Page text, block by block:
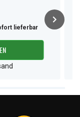
AAA
Ja
1,2 V
lieferbar